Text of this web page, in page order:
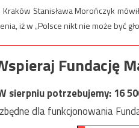
Stanisława Morończyk
iż w „Polsce nikt nie może być
Fundację
sierpniu potrzebujemy:16
dla funkcjonowania